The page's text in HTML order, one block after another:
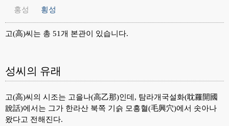
홍성
횡성
고(高)씨는 총 51개 본관이 있습니다.
성씨의 유래
고(高)씨의 시조는 고을나(高乙那)인데, 탐라개국설화(耽羅開國
說話)에서는 그가 한라산 북쪽 기슭 모흥혈(毛興穴)에서 솟아나
왔다고 전해진다.